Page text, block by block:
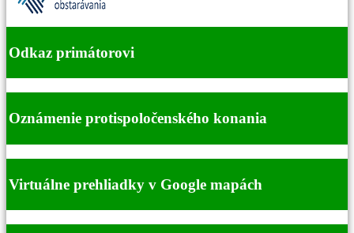
Odkaz primátorovi
Oznámenie protispoločenského konania
Virtuálne prehliadky v Google mapách